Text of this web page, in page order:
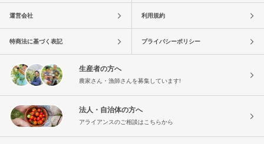
運営会社 利用規約
特商法に基づく表記 プライバシーポリシー
生産者の方へ
農家さん・漁師さんを募集しています!
法人・自治体の方へ
アライアンスのご相談はこちらから